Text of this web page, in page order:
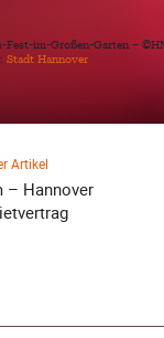
Fest-im-Großen-Garten –
Stadt Hannover
Artikel
– Hannover